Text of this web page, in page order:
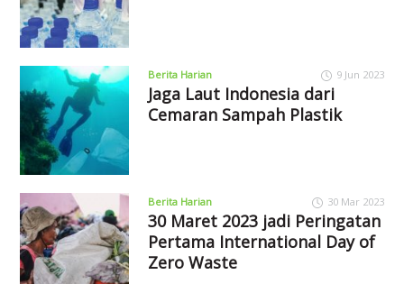
Berita Harian 9 Jun 2023
Jaga Laut Indonesia dari
Cemaran Sampah Plastik
Berita Harian 30 Mar 2023
30 Maret 2023 jadi Peringatan
Pertama International Day of
Zero Waste